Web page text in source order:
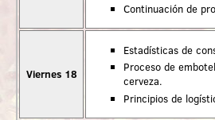
Continuación de
Viernes 18
Estadísticas de
Proceso de
cerveza.
Principios de